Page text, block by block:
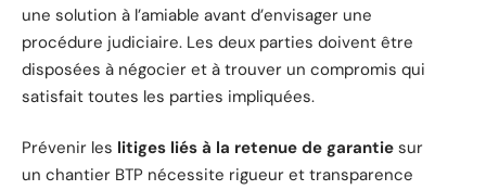
une solution à l’amiable avant d’envisager une
procédure judiciaire. Les deux parties doivent être
disposées à négocier et à trouver un compromis qui
satisfait toutes les parties impliquées.
Prévenir les litiges liés à la retenue de garantie sur
un chantier BTP nécessite rigueur et transparence